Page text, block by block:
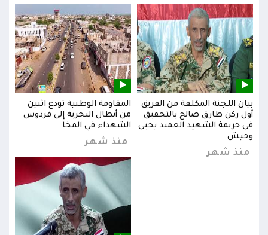
بيان اللجنة المكلفة من الفريق
أول ركن طارق صالح بالتحقيق
في جريمة الشهيد العميد يحيى
وحيش
منذ شهر
المقاومة الوطنية تودع اثنين
من أبطال البحرية إلى فردوس
الشهداء في المخا
منذ شهر